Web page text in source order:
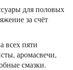
для половых
за счёт
всех пяти
аромасвечи,
смазки.